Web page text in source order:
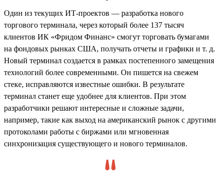
Один из текущих ИТ-проектов — разработка нового
торгового терминала, через который более 137 тысяч
клиентов ИК «Фридом Финанс» смогут торговать бумагами
на фондовых рынках США, получать отчеты и графики и т. д.
Новый терминал создается в рамках постепенного замещения
технологий более современными. Он пишется на свежем
стеке, исправляются известные ошибки. В результате
терминал станет еще удобнее для клиентов. При этом
разработчики решают интересные и сложные задачи,
например, такие как выход на американский рынок с другими
протоколами работы с биржами или мгновенная
синхронизация существующего и нового терминалов.